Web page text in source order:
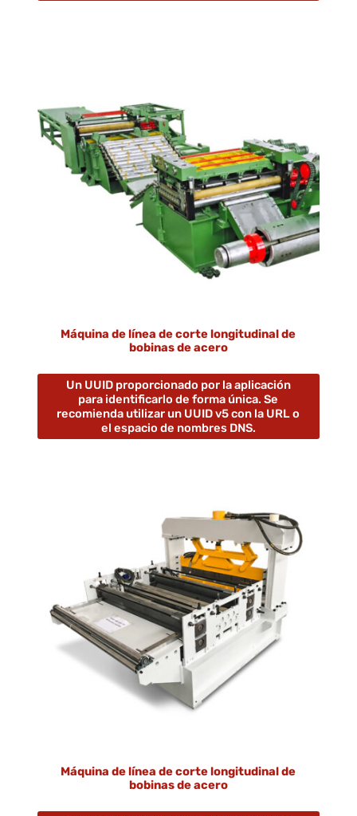
Máquina de línea de corte longitudinal de
bobinas de acero
Un UUID proporcionado por la aplicación
para identificarlo de forma única. Se
recomienda utilizar un UUID v5 con la URL o
el espacio de nombres DNS.
Máquina de línea de corte longitudinal de
bobinas de acero